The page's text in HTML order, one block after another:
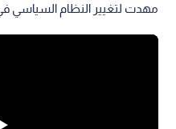
مهدت لتغيير النظام السياسي